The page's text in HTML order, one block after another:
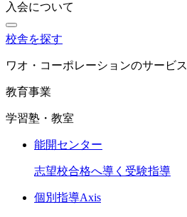
入会について
校舎を探す
ワオ・コーポレーションのサービス
教育事業
学習塾・教室
能開センター
志望校合格へ導く受験指導
個別指導Axis